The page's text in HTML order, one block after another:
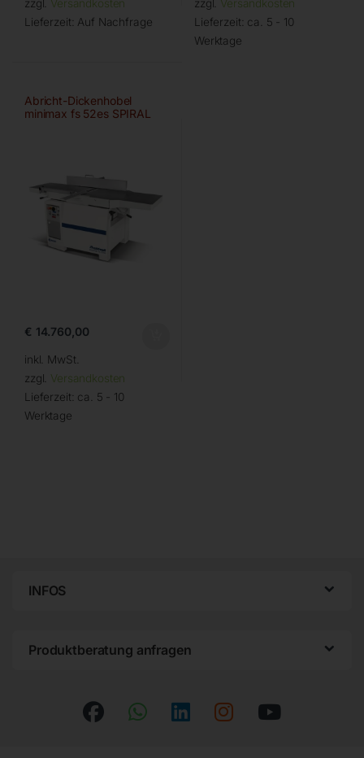
zzgl. Versandkosten
Lieferzeit: Auf Nachfrage
zzgl. Versandkosten
Lieferzeit: ca. 5 - 10
Werktage
Abricht-Dickenhobel
minimax fs 52es SPIRAL
€ 14.760,00
inkl. MwSt.
zzgl. Versandkosten
Lieferzeit: ca. 5 - 10
Werktage
INFOS
Produktberatung anfragen